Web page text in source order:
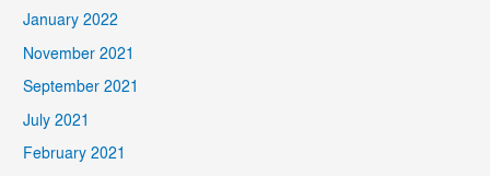
January 2022
November 2021
September 2021
July 2021
February 2021